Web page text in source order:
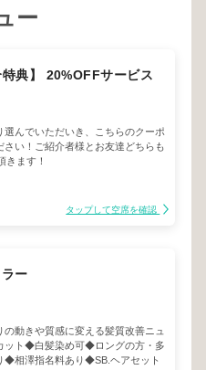
ー
典】 20%OFFサービス
選んでいただいき、こちらのクーポ
さい！ご紹介者様とお友達どちらも
きます！
タップして空席を確認
ー
動きや質感に変える髪質改善ニュ
ット◆白髪染め可◆ロングの方・多
◆相澤指名料あり◆SB.ヘアセット